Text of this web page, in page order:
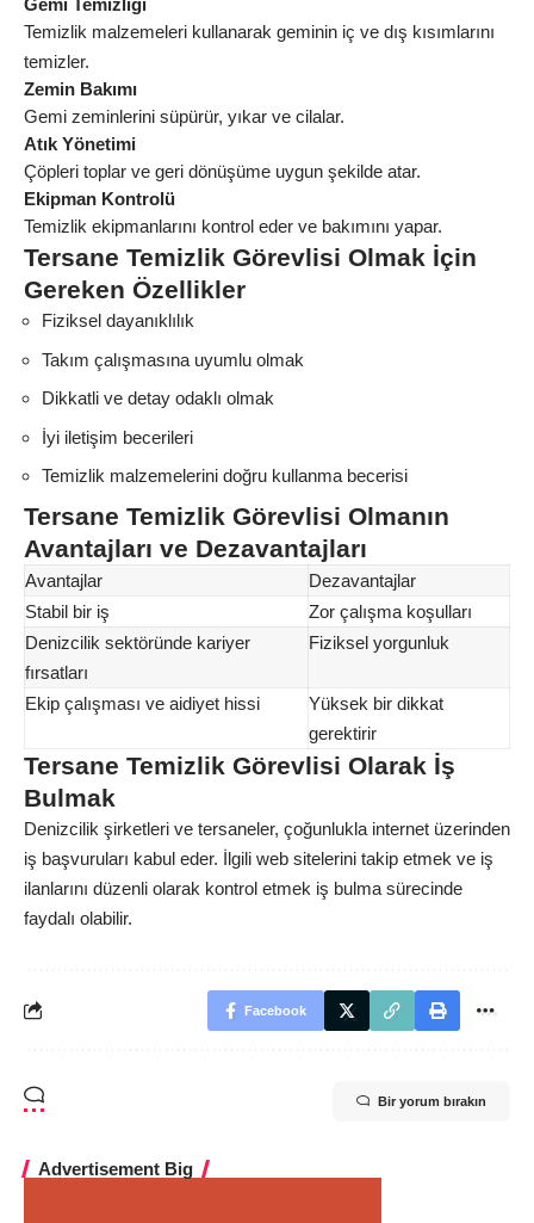
Gemi Temizliği
Temizlik malzemeleri kullanarak geminin iç ve dış kısımlarını
temizler.
Zemin Bakımı
Gemi zeminlerini süpürür, yıkar ve cilalar.
Atık Yönetimi
Çöpleri toplar ve geri dönüşüme uygun şekilde atar.
Ekipman Kontrolü
Temizlik ekipmanlarını kontrol eder ve bakımını yapar.
Tersane Temizlik Görevlisi Olmak İçin
Gereken Özellikler
Fiziksel dayanıklılık
Takım çalışmasına uyumlu olmak
Dikkatli ve detay odaklı olmak
İyi iletişim becerileri
Temizlik malzemelerini doğru kullanma becerisi
Tersane Temizlik Görevlisi Olmanın
Avantajları ve Dezavantajları
Avantajlar
Dezavantajlar
Stabil bir iş
Zor çalışma koşulları
Denizcilik sektöründe kariyer
fırsatları
Fiziksel yorgunluk
Ekip çalışması ve aidiyet hissi
Yüksek bir dikkat
gerektirir
Tersane Temizlik Görevlisi Olarak İş
Bulmak
Denizcilik şirketleri ve tersaneler, çoğunlukla internet üzerinden
iş başvuruları kabul eder. İlgili web sitelerini takip etmek ve iş
ilanlarını düzenli olarak kontrol etmek iş bulma sürecinde
faydalı olabilir.
Facebook
Bir yorum bırakın
Advertisement Big